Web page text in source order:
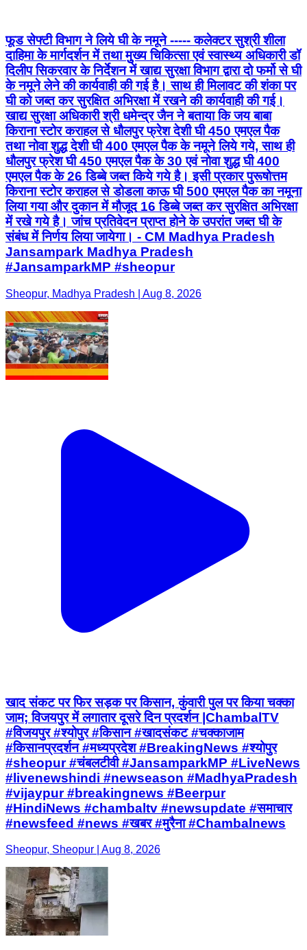
फूड सेफ्टी विभाग ने लिये घी के नमूने ----- कलेक्टर सुश्री शीला
दाहिमा के मार्गदर्शन में तथा मुुख्य चिकित्सा एवं स्वास्थ्य अधिकारी डॉ
दिलीप सिकरवार के निर्देशन में खाद्य सुरक्षा विभाग द्वारा दो फर्मो से घी
के नमूने लेने की कार्यवाही की गई है। साथ ही मिलावट की शंका पर
घी को जब्त कर सुरक्षित अभिरक्षा में रखने की कार्यवाही की गई।
खाद्य सुरक्षा अधिकारी श्री धमेन्द्र जैन ने बताया कि जय बाबा
किराना स्टोर कराहल से धौलपुर फ्रेश देशी घी 450 एमएल पैक
तथा नोवा शुद्ध देशी घी 400 एमएल पैक के नमूने लिये गये, साथ ही
धौलपुर फ्रेश घी 450 एमएल पैक के 30 एवं नोवा शुद्ध घी 400
एमएल पैक के 26 डिब्बे जब्त किये गये है। इसी प्रकार पुरूषोत्तम
किराना स्टोर कराहल से डोडला काऊ घी 500 एमएल पैक का नमूना
लिया गया और दुकान में मौजूद 16 डिब्बे जब्त कर सुरक्षित अभिरक्षा
में रखे गये है। जांच प्रतिवेदन प्राप्त होने के उपरांत जब्त घी के
संबंध में निर्णय लिया जायेगा। - CM Madhya Pradesh
Jansampark Madhya Pradesh
#JansamparkMP #sheopur
Sheopur, Madhya Pradesh | Aug 8, 2026
खाद संकट पर फिर सड़क पर किसान, कुंवारी पुल पर किया चक्का
जाम; विजयपुर में लगातार दूसरे दिन प्रदर्शन |ChambalTV
#विजयपुर #श्योपुर #किसान #खादसंकट #चक्काजाम
#किसानप्रदर्शन #मध्यप्रदेश #BreakingNews #श्योपुर
#sheopur #चंबलटीवी #JansamparkMP #LiveNews
#livenewshindi #newseason #MadhyaPradesh
#vijaypur #breakingnews #Beerpur
#HindiNews #chambaltv #newsupdate #समाचार
#newsfeed #news #खबर #मुरैना #Chambalnews
Sheopur, Sheopur | Aug 8, 2026